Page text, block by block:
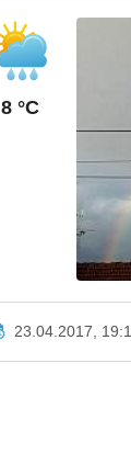
8 °C
23.04.2017,